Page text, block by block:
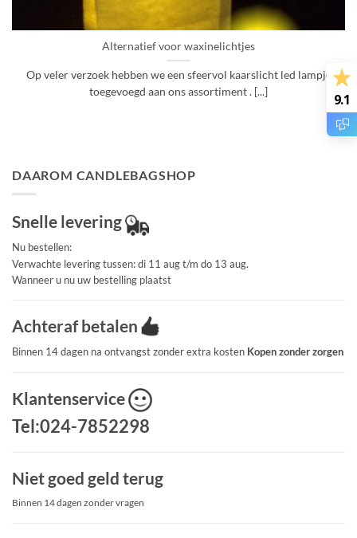
Alternatief voor waxinelichtjes
Op veler verzoek hebben we een sfeervol kaarslicht led lampje
toegevoegd aan ons assortiment . [...]
DAAROM CANDLEBAGSHOP
Snelle levering
Nu bestellen:
Verwachte levering tussen: di 11 aug t/m do 13 aug.
Wanneer u nu uw bestelling plaatst
Achteraf betalen
Binnen 14 dagen na ontvangst zonder extra kosten Kopen zonder zorgen
Klantenservice
Tel:024-7852298
Niet goed geld terug
Binnen 14 dagen zonder vragen
9.1